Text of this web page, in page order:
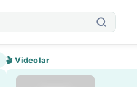
🎬 Videolar